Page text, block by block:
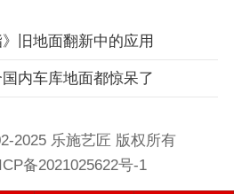
旧地面翻新中的应用
内车库地面都惊呆了
2025 乐施艺匠 版权所有
备2021025622号-1